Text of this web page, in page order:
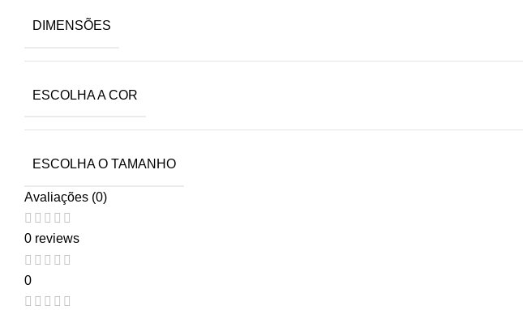
DIMENSÕES
ESCOLHA A COR
ESCOLHA O TAMANHO
Avaliações (0)
0 reviews
0